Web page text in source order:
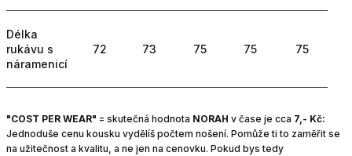
Délka
rukávu s
náramenicí
72 73 75 75 75
"COST PER WEAR" = skutečná hodnota NORAH v čase je cca 7,- Kč:
Jednoduše cenu kousku vydělíš počtem nošení. Pomůže ti to zaměřit se
na užitečnost a kvalitu, a ne jen na cenovku. Pokud bys tedy